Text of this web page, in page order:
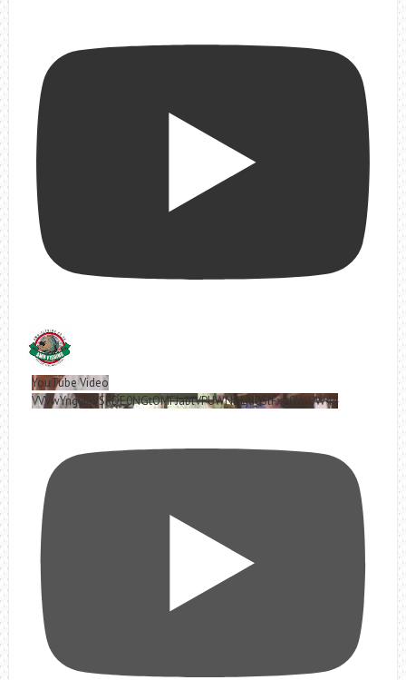
YouTube Video
VVVwYngyRjVSRDE0NGtOMFJablVPUWNBLjd0SlFxa0VoUW44